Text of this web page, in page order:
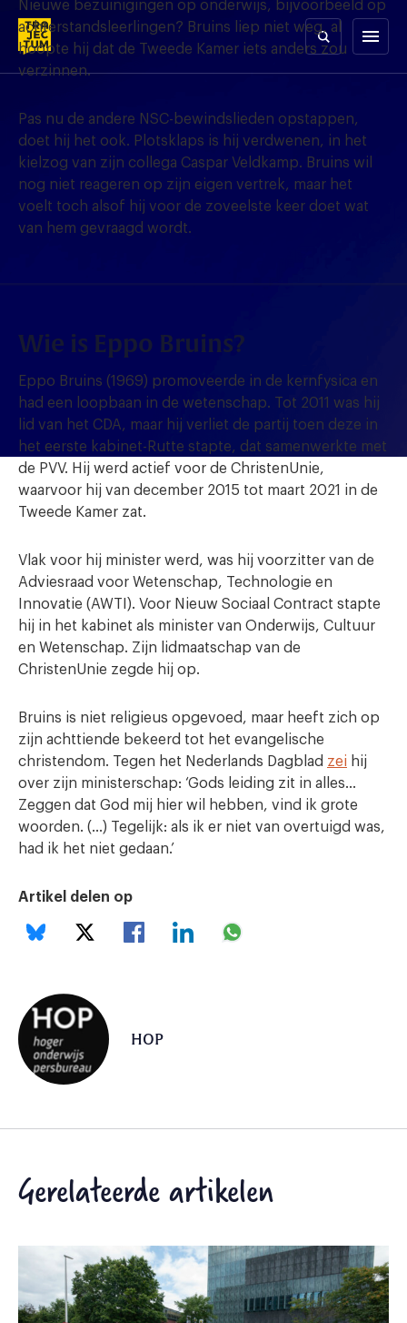
Skip
content
menu
Nieuwe bezuinigingen op onderwijs, bijvoorbeeld op
achterstandsleerlingen? Bruins liep niet weg, al
hoopte hij dat de Tweede Kamer iets anders zou
verzinnen.
Pas nu de andere NSC-bewindslieden opstappen,
doet hij het ook. Plotsklaps is hij verdwenen, in het
kielzog van zijn collega Caspar Veldkamp. Bruins wil
nog niet reageren op zijn eigen vertrek, maar het
voelt toch alsof hij voor de zoveelste keer doet wat
van hem gevraagd wordt.
Wie is Eppo Bruins?
Eppo Bruins (1969) promoveerde in de kernfysica en
had een loopbaan in de wetenschap. Tot 2011 was hij
lid van het CDA, maar hij verliet de partij toen deze in
het eerste kabinet-Rutte stapte, dat samenwerkte met
de PVV. Hij werd actief voor de ChristenUnie,
waarvoor hij van december 2015 tot maart 2021 in de
Tweede Kamer zat.
Vlak voor hij minister werd, was hij voorzitter van de
Adviesraad voor Wetenschap, Technologie en
Innovatie (AWTI). Voor Nieuw Sociaal Contract stapte
hij in het kabinet als minister van Onderwijs, Cultuur
en Wetenschap. Zijn lidmaatschap van de
ChristenUnie zegde hij op.
Bruins is niet religieus opgevoed, maar heeft zich op
zijn achttiende bekeerd tot het evangelische
christendom. Tegen het Nederlands Dagblad zei hij
over zijn ministerschap: ‘Gods leiding zit in alles…
Zeggen dat God mij hier wil hebben, vind ik grote
woorden. (…) Tegelijk: als ik er niet van overtuigd was,
had ik het niet gedaan.’
Artikel delen op
HOP
Gerelateerde artikelen